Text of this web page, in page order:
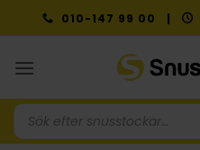
to
010-147 99 00 |
Produktsökning